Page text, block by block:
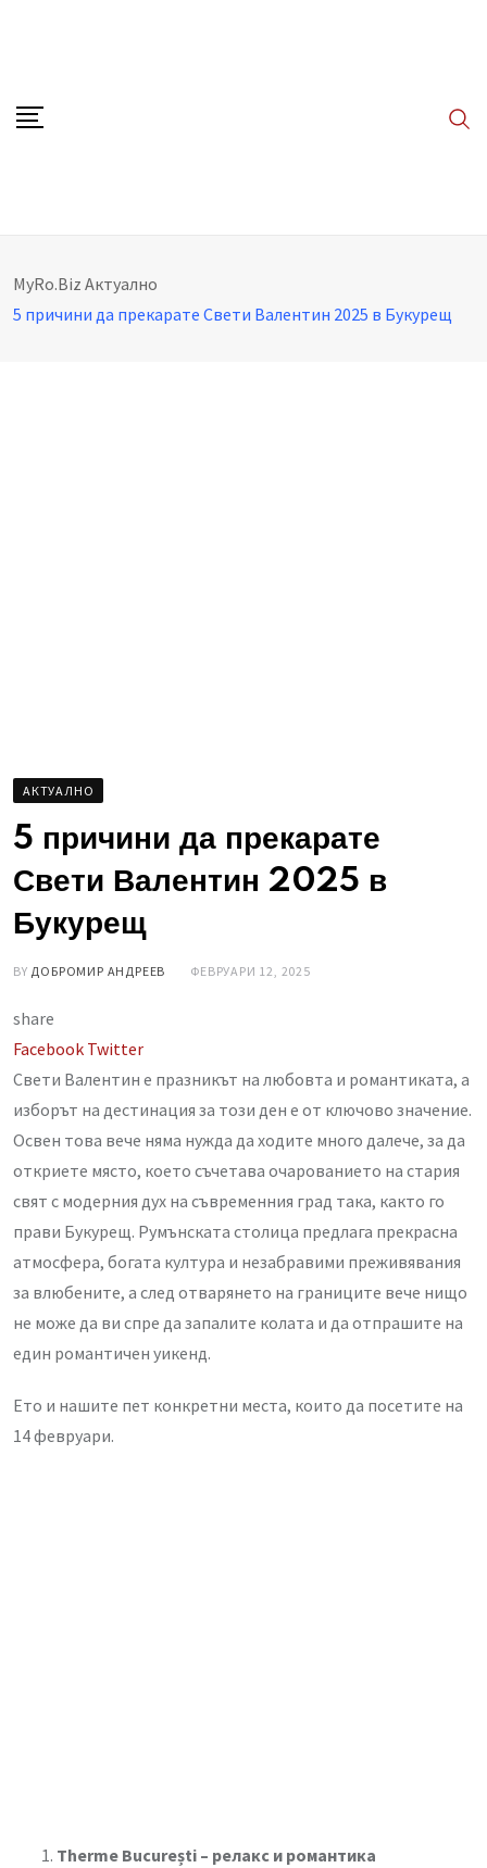
MyRo.Biz Aктуално
5 причини да прекарате Свети Валентин 2025 в Букурещ
AКТУАЛНО
5 причини да прекарате
Свети Валентин 2025 в
Букурещ
BY ДОБРОМИР АНДРЕЕВ ФЕВРУАРИ 12, 2025
share
Facebook TwitterLinkedIn
Whatsapp
Share
via
Email
Свети Валентин е празникът на любовта и романтиката, а
изборът на дестинация за този ден е от ключово значение.
Освен това вече няма нужда да ходите много далече, за да
откриете място, което съчетава очарованието на стария
свят с модерния дух на съвременния град така, както го
прави Букурещ. Румънската столица предлага прекрасна
атмосфера, богата култура и незабравими преживявания
за влюбените, а след отварянето на границите вече нищо
не може да ви спре да запалите колата и да отпрашите на
един романтичен уикенд.
Ето и нашите пет конкретни места, които да посетите на
14 февруари.
Therme București – релакс и романтика